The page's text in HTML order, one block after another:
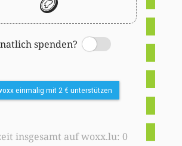
spenden?
Switch
einmalig mit 2 € unterstützen
insgesamt auf woxx.lu: 0